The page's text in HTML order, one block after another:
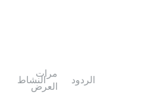
الردود
مرات
العرض
النشاط